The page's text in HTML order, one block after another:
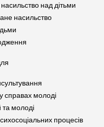
над дітьми
насильство
справах молоді
та молоді
процесів